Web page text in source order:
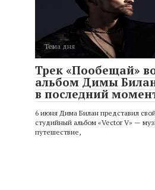
Тема дня
Трек «Пообещай»
альбом Димы
в последний
6 июня Дима Билан представил
студийный альбом «Vector V» —
путешествие,